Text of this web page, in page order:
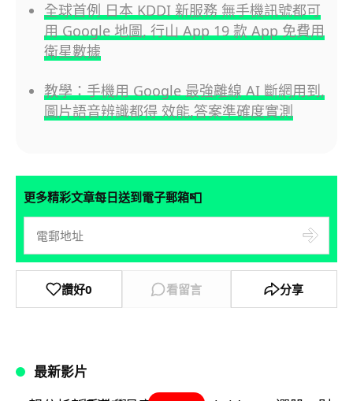
全球首例 日本 KDDI 新服務 無手機訊號都可
用 Google 地圖, 行山 App 19 款 App 免費用
衛星數據
教學：手機用 Google 最強離線 AI 斷網用到,
圖片語音辨識都得 效能,答案準確度實測
更多精彩文章每日送到電子郵箱📮
讚好0 看留言 分享
最新影片